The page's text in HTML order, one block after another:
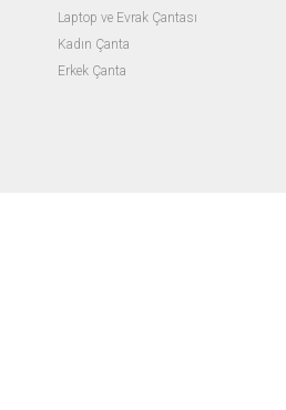
Laptop ve Evrak Çantası
Kadın Çanta
Erkek Çanta